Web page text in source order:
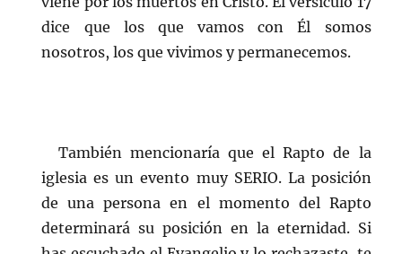
dice que los que vamos con Él somos
nosotros, los que vivimos y permanecemos.
También mencionaría que el Rapto de la
iglesia es un evento muy SERIO. La posición
de una persona en el momento del Rapto
determinará su posición en la eternidad. Si